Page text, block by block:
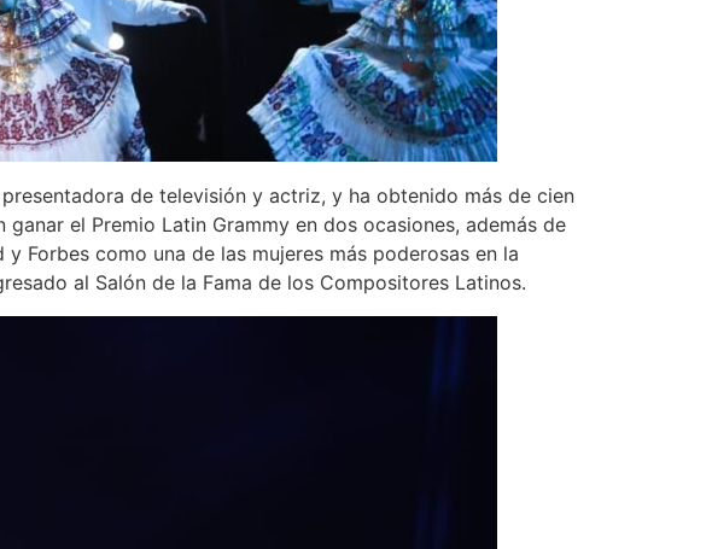
de televisión y actriz, y ha obtenido más de cien
el Premio Latin Grammy en dos ocasiones, además de
Forbes como una de las mujeres más poderosas en la
al Salón de la Fama de los Compositores Latinos.